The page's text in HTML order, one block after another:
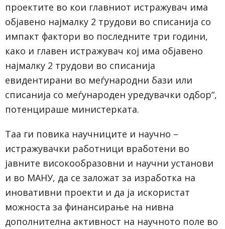
проектите во кои главниот истражувач има
објавено најмалку 2 трудови во списанија со
импакт фактори во последните три години,
како и главен истражувач кој има објавено
најмалку 2 трудови во списанија
евидентирани во меѓународни бази или
списанија со меѓународен уредувачки одбор“,
потенцираше министерката.
Таа ги повика научниците и научно –
истражувачки работници вработени во
јавните високообразовни и научни установи
и во МАНУ, да се заложат за изработка на
иновативни проекти и да ја искористат
можноста за финансирање на нивна
дополнителна активност на научното поле во